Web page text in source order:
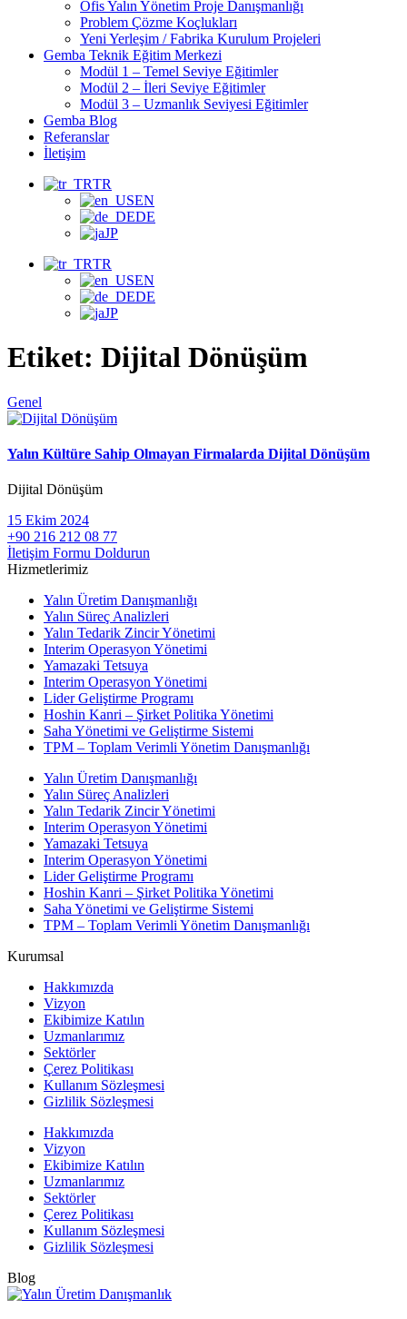
Ofis Yalın Yönetim Proje Danışmanlığı
Problem Çözme Koçlukları
Yeni Yerleşim / Fabrika Kurulum Projeleri
Gemba Teknik Eğitim Merkezi
Modül 1 – Temel Seviye Eğitimler
Modül 2 – İleri Seviye Eğitimler
Modül 3 – Uzmanlık Seviyesi Eğitimler
Gemba Blog
Referanslar
İletişim
TR
EN
DE
JP
TR
EN
DE
JP
Etiket: Dijital Dönüşüm
Genel
Yalın Kültüre Sahip Olmayan Firmalarda Dijital Dönüşüm
Dijital Dönüşüm
15 Ekim 2024
+90 216 212 08 77
İletişim Formu Doldurun
Hizmetlerimiz
Yalın Üretim Danışmanlığı
Yalın Süreç Analizleri
Yalın Tedarik Zincir Yönetimi
Interim Operasyon Yönetimi
Yamazaki Tetsuya
Interim Operasyon Yönetimi
Lider Geliştirme Programı
Hoshin Kanri – Şirket Politika Yönetimi
Saha Yönetimi ve Geliştirme Sistemi
TPM – Toplam Verimli Yönetim Danışmanlığı
Yalın Üretim Danışmanlığı
Yalın Süreç Analizleri
Yalın Tedarik Zincir Yönetimi
Interim Operasyon Yönetimi
Yamazaki Tetsuya
Interim Operasyon Yönetimi
Lider Geliştirme Programı
Hoshin Kanri – Şirket Politika Yönetimi
Saha Yönetimi ve Geliştirme Sistemi
TPM – Toplam Verimli Yönetim Danışmanlığı
Kurumsal
Hakkımızda
Vizyon
Ekibimize Katılın
Uzmanlarımız
Sektörler
Çerez Politikası
Kullanım Sözleşmesi
Gizlilik Sözleşmesi
Hakkımızda
Vizyon
Ekibimize Katılın
Uzmanlarımız
Sektörler
Çerez Politikası
Kullanım Sözleşmesi
Gizlilik Sözleşmesi
Blog